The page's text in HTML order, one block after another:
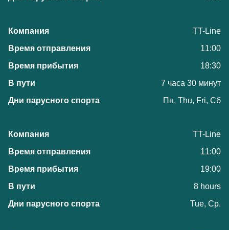
TT-Line
11:00
18:30
7 часа 30 минут
Пн, Thu, Fri, Сб
TT-Line
11:00
19:00
8 hours
Tue, Ср.